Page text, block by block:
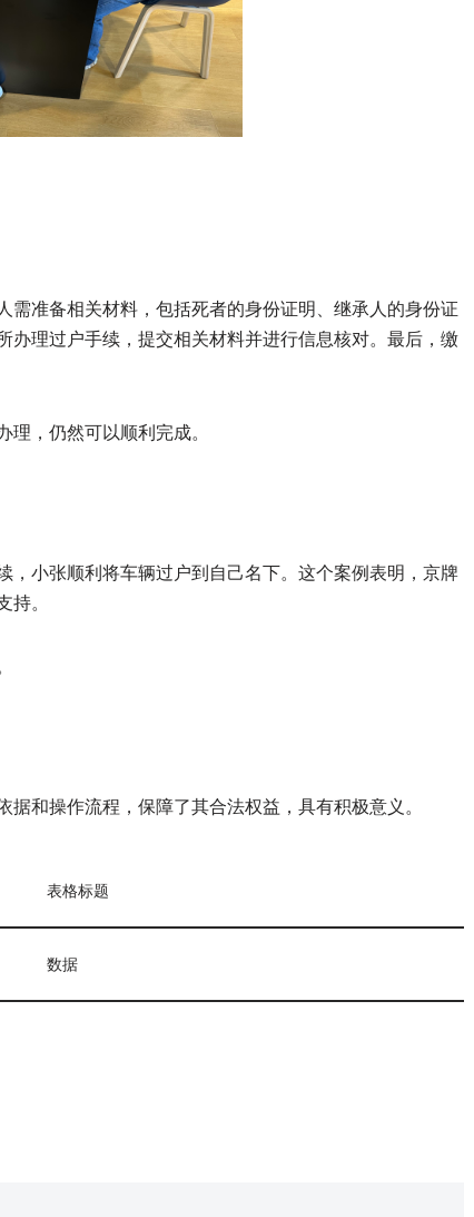
准备相关材料，包括死者的身份证明、继承人的身份证
办理过户手续，提交相关材料并进行信息核对。最后，缴
，仍然可以顺利完成。
，小张顺利将车辆过户到自己名下。这个案例表明，京牌
持。
和操作流程，保障了其合法权益，具有积极意义。
表格标题
数据